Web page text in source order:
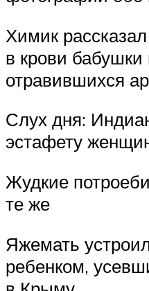
Химик
в крови бабушки
отравившихся
Слух дня:
эстафету
Жудкие
те же
Яжемать
ребенком,